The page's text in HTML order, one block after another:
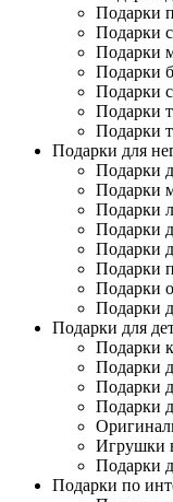
Подарки
Подарки
Подарки
Подарки
Подарки
Подарки
Подарки
Подарки для
Подарки
Подарки
Подарки
Подарки
Подарки
Подарки
Подарки
Подарки
Подарки для
Подарки
Подарки
Подарки
Подарки
Игрушки
Подарки
Подарки по